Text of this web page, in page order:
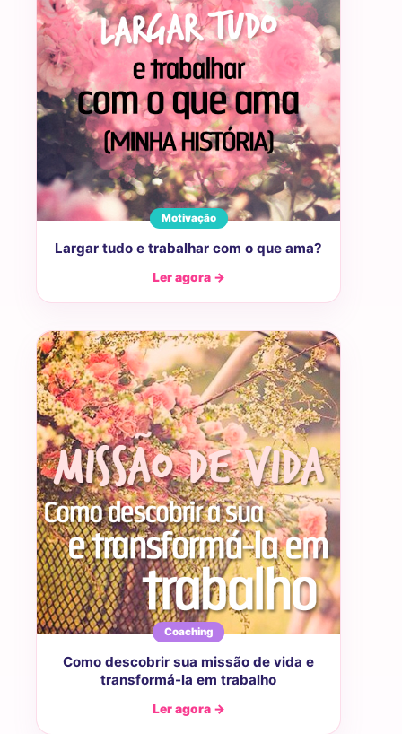
Motivação
Largar tudo e trabalhar com o que ama?
Ler agora →
Coaching
Como descobrir sua missão de vida e
transformá-la em trabalho
Ler agora →